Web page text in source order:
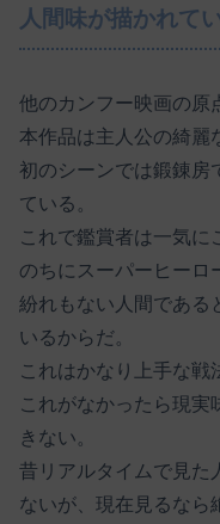
人間味が描かれて
他のカンフー映画の原
本作品は主人公の綺麗
初のシーンでは鍛錬房
ている。
これで鑑賞者は一気に
のちにスーパーヒーロ
紛れもない人間である
いるからだ。
これはかなり上手な戦
これがなかったら現実
きない。
昔リアルタイムで見た
ないが、現在見るなら